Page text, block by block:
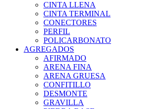
CINTA LLENA
CINTA TERMINAL
CONECTORES
PERFIL
POLICARBONATO
AGREGADOS
AFIRMADO
ARENA FINA
ARENA GRUESA
CONFITILLO
DESMONTE
GRAVILLA